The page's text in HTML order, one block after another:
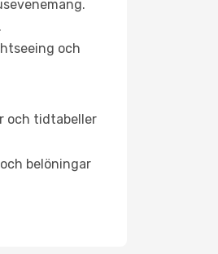
och
och tidtabeller
belöningar